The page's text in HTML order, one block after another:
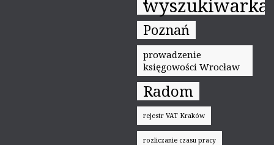
wyszukiwarka
Poznań
prowadzenie
księgowości Wrocław
Radom
rejestr VAT Kraków
rozliczanie czasu pracy